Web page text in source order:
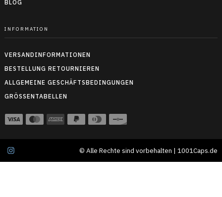
BLOG
INFORMATION
VERSANDINFORMATIONEN
BESTELLUNG RETOURNIEREN
ALLGEMEINE GESCHÄFTSBEDINGUNGEN
GRÖSSENTABELLEN
© Alle Rechte sind vorbehalten | 1001Caps.de